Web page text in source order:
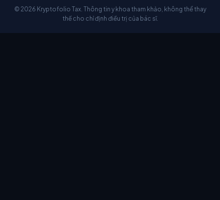
© 2026 Kryptofolio Tax. Thông tin y khoa tham khảo, không thể thay
thế cho chỉ định điều trị của bác sĩ.